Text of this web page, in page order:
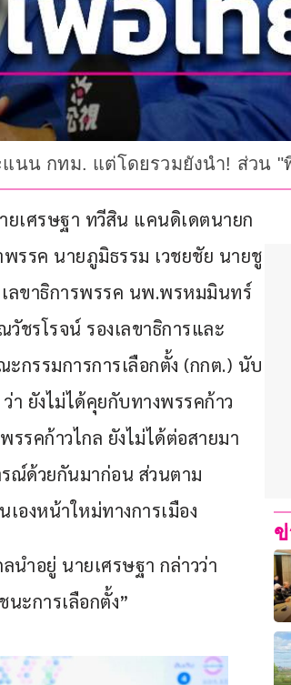
นน กทม. แต่โดยรวมยังนำ! ส่วน "
ยเศรษฐา ทวีสิน แคนดิเดตนายก
รค นายภูมิธรรม เวชยชัย นายชู
ลขาธิการพรรค นพ.พรหมมินทร์
ชรโรจน์ รองเลขาธิการและ
กรรมการการเลือกตั้ง (กกต.) นับ
ยังไม่ได้คุยกับทางพรรคก้าว
รคก้าวไกล ยังไม่ได้ต่อสายมา
ณ์ด้วยกันมาก่อน ส่วนตาม
องหน้าใหม่ทางการเมือง
นำอยู่ นายเศรษฐา กล่าวว่า
ะการเลือกตั้ง”